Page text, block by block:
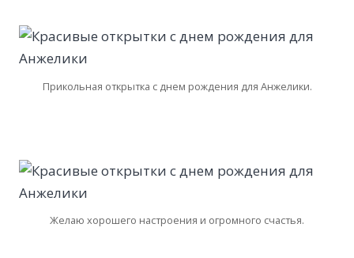
Прикольная открытка с днем рождения для Анжелики.
Желаю хорошего настроения и огромного счастья.